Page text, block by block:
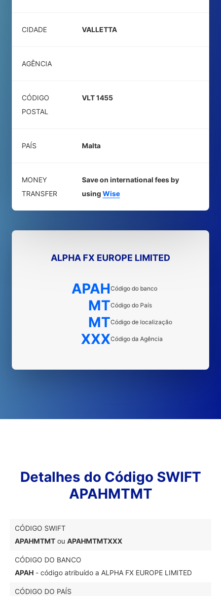
CIDADE VALLETTA
AGÊNCIA
CÓDIGO
POSTAL
VLT 1455
PAÍS Malta
MONEY
TRANSFER
Save on international fees by
using Wise
ALPHA FX EUROPE LIMITED
APAHCódigo do banco
MTCódigo do País
MTCódigo de localização
XXXCódigo da Agência
Detalhes do Código SWIFT
APAHMTMT
CÓDIGO SWIFT
APAHMTMT ou APAHMTMTXXX
CÓDIGO DO BANCO
APAH - código atribuído a ALPHA FX EUROPE LIMITED
CÓDIGO DO PAÍS